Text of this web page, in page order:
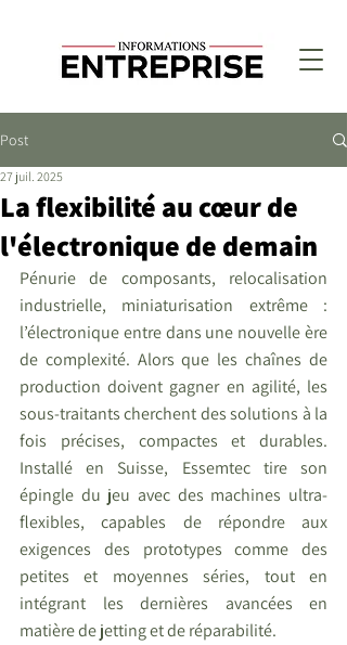
Post
La flexibilité au cœur de
l'électronique de demain
27 juil. 2025
Pénurie de composants, relocalisation
industrielle, miniaturisation extrême :
l’électronique entre dans une nouvelle ère
de complexité. Alors que les chaînes de
production doivent gagner en agilité, les
sous-traitants cherchent des solutions à la
fois précises, compactes et durables.
Installé en Suisse, Essemtec tire son
épingle du jeu avec des machines ultra-
flexibles, capables de répondre aux
exigences des prototypes comme des
petites et moyennes séries, tout en
intégrant les dernières avancées en
matière de jetting et de réparabilité.